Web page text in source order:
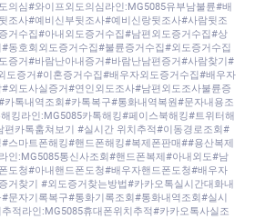
의심#와이프외도의심라인:MG5085유부남불륜#배
조사#예비신부뒷조사#예비신랑뒷조사#사람뒷조
거수집#아내외도증거수집#남편외도증거수집#상
동호회외도증거수집#불륜증거수집#외도증거수집
증거#바람난아내증거#바람난남편증거#사람찾기#
도증거#이혼증거수집#배우자외도증거수집#배우자
외도사실증거#연인외도조사#남편외도조사불륜증
톡내역조회#카톡복구#통화내역복원#문자내용조
킹라인:MG5085카톡해킹#페이스북해킹#트위터해
카톡훔쳐보기 #실시간 위치추적#이동경로조회#
스마트폰해킹#핸드폰해킹#복제폰판매##용산복제
인:MG5085통신사조회#핸드폰복제#아내외도#남
도청#아내핸드폰도청#배우자핸드폰도청#배우자
거찾기 #외도증거찾는방법#카카오톡실시간대화내
문자기록복구#통화기록조회#통화내역조회#실시
적라인:MG5085휴대폰위치추적#카카오톡사실조